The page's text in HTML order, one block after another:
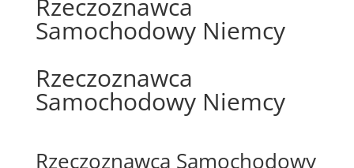
Rzeczoznawca
Samochodowy Niemcy
Rzeczoznawca
Samochodowy Niemcy
Rzeczoznawca Samochodowy